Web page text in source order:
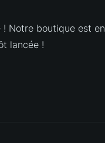
! Notre boutique est en
lancée !